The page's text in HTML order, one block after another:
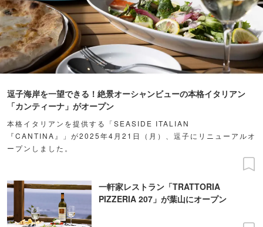
逗子海岸を一望できる！絶景オーシャンビューの本格イタリアン
「カンティーナ」がオープン
本格イタリアンを提供する「SEASIDE ITALIAN
『CANTINA』」が2025年4月21日（月）、逗子にリニューアルオ
ープンしました。
一軒家レストラン「TRATTORIA
PIZZERIA 207」が葉山にオープン